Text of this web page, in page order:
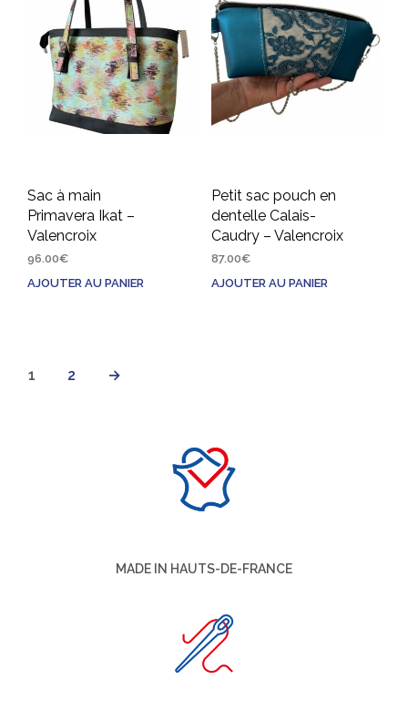
Sac à main
Primavera Ikat –
Valencroix
96.00€
AJOUTER AU PANIER
Petit sac pouch en
dentelle Calais-
Caudry – Valencroix
87.00€
AJOUTER AU PANIER
1 2 →
MADE IN HAUTS-DE-FRANCE